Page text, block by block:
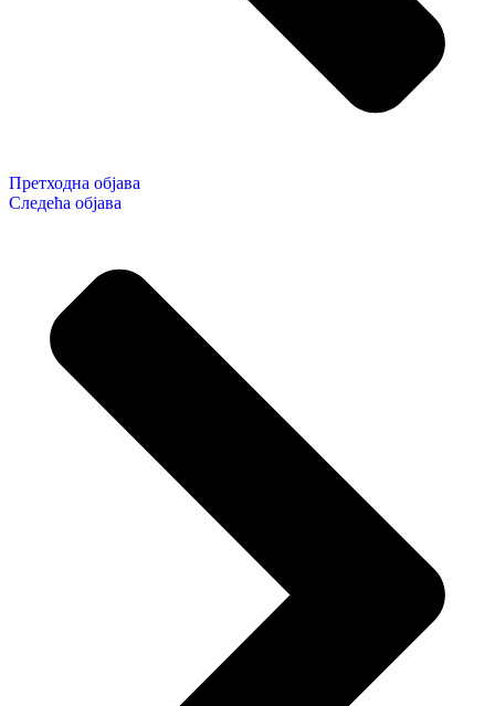
Претходна објава
Следећа објава